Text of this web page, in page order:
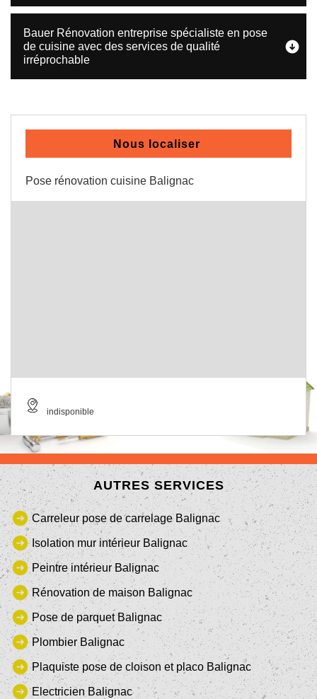
Bauer Rénovation entreprise spécialiste en pose
de cuisine avec des services de qualité
irréprochable
Nous localiser
Pose rénovation cuisine Balignac
indisponible
AUTRES SERVICES
Carreleur pose de carrelage Balignac
Isolation mur intérieur Balignac
Peintre intérieur Balignac
Rénovation de maison Balignac
Pose de parquet Balignac
Plombier Balignac
Plaquiste pose de cloison et placo Balignac
Electricien Balignac